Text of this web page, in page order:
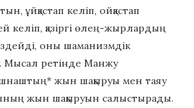
ұйқастап келіп, ойқастап
келіп, қазіргі өлең-жырлардың
оны шаманизмдік
Мысал ретінде Манжу
жын шақыруы мен таяу
жын шақыруын салыстырады.